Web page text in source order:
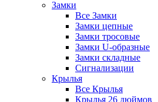
Замки
Все Замки
Замки цепные
Замки тросовые
Замки U-образные
Замки складные
Сигнализации
Крылья
Все Крылья
Крылья 26 дюймов